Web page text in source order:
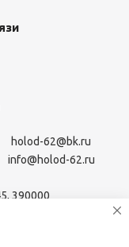
holod-62@bk.ru
info@holod-62.ru
390000